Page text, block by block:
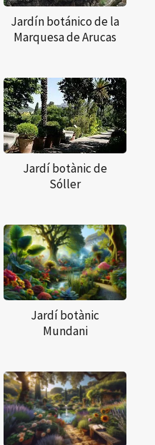
Jardín botánico de la
Marquesa de Arucas
Jardí botànic de
Sóller
Jardí botànic
Mundani